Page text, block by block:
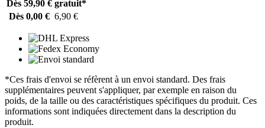
Dès 59,90 € gratuit*
Dès 0,00 € 6,90 €
*Ces frais d'envoi se réfèrent à un envoi standard. Des frais
supplémentaires peuvent s'appliquer, par exemple en raison du
poids, de la taille ou des caractéristiques spécifiques du produit. Ces
informations sont indiquées directement dans la description du
produit.